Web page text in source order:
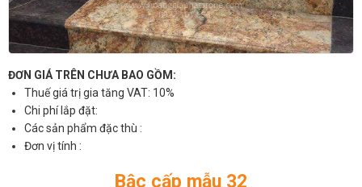
ĐƠN GIÁ TRÊN CHƯA BAO GỒM:
Thuế giá trị gia tăng VAT: 10%
Chi phí lắp đặt:
Các sản phẩm đặc thù :
Đơn vị tính :
Bậc cấp mẫu 32